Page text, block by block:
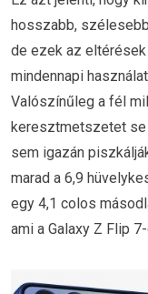
hosszabb,
de ezek az eltérések
mindennapi
Valószínűleg a fél
keresztmetszetet se
sem igazán
marad a 6,9
egy 4,1 colos
ami a Galaxy Z Flip